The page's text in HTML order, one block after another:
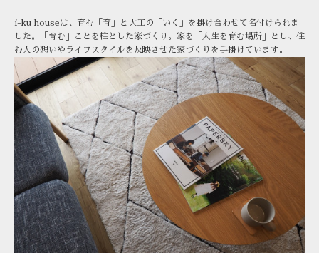
i-ku houseは、育む「育」と大工の「いく」を掛け合わせて名付けられま
した。「育む」ことを柱とした家づくり。家を「人生を育む場所」とし、住
む人の想いやライフスタイルを反映させた家づくりを手掛けています。